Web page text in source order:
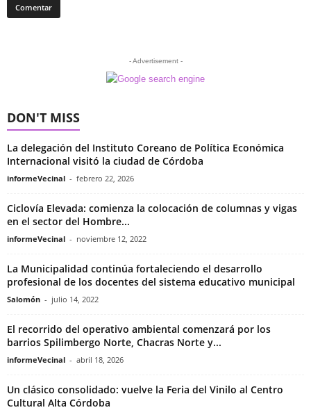
- Advertisement -
DON'T MISS
La delegación del Instituto Coreano de Política Económica
Internacional visitó la ciudad de Córdoba
informeVecinal - febrero 22, 2026
Ciclovía Elevada: comienza la colocación de columnas y vigas
en el sector del Hombre...
informeVecinal - noviembre 12, 2022
La Municipalidad continúa fortaleciendo el desarrollo
profesional de los docentes del sistema educativo municipal
Salomón - julio 14, 2022
El recorrido del operativo ambiental comenzará por los
barrios Spilimbergo Norte, Chacras Norte y...
informeVecinal - abril 18, 2026
Un clásico consolidado: vuelve la Feria del Vinilo al Centro
Cultural Alta Córdoba